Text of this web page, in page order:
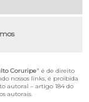
Coruripe" é de direito
nossos links, é proibida
autoral – artigo 184 do
autorais.